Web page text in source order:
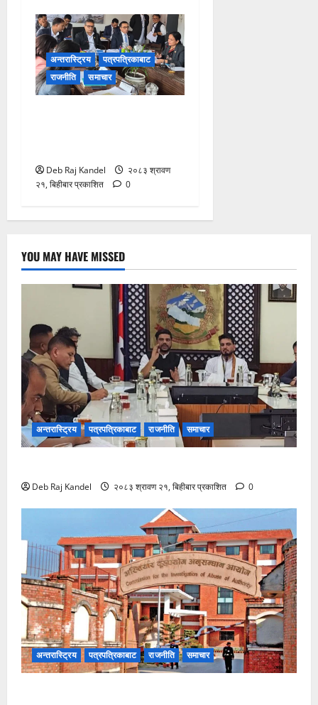
अन्तरास्ट्रिय
पत्रपत्रिकाबाट
राजनीति
समाचार
Deb Raj Kandel
२०८३ श्रावण
२१, बिहीबार प्रकाशित
0
YOU MAY HAVE MISSED
अन्तरास्ट्रिय पत्रपत्रिकाबाट राजनीति समाचार
Deb Raj Kandel २०८३ श्रावण २१, बिहीबार प्रकाशित 0
अन्तरास्ट्रिय पत्रपत्रिकाबाट राजनीति समाचार